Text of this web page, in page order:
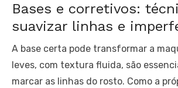
Bases e corretivos:
suavizar linhas e
A base certa pode transformar a
leves, com textura fluida, são
marcar as linhas do rosto. Como a